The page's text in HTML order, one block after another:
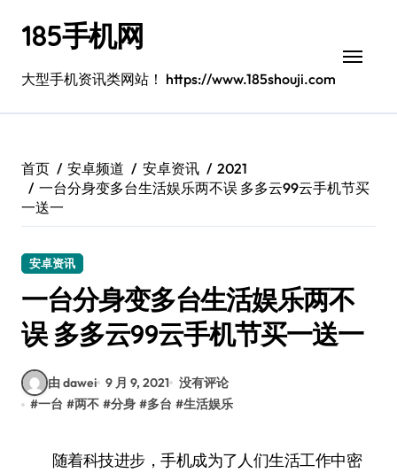
185手机网
大型手机资讯类网站！ https://www.185shouji.com
首页 安卓频道 安卓资讯
2021
一台分身变多台生活娱乐两不误 多多云99云手机节买
一送一
安卓资讯
一台分身变多台生活娱乐两不
误 多多云99云手机节买一送一
由 dawei 9 月 9, 2021 没有评论
#一台 #两不 #分身 #多台 #生活娱乐
随着科技进步，手机成为了人们生活工作中密